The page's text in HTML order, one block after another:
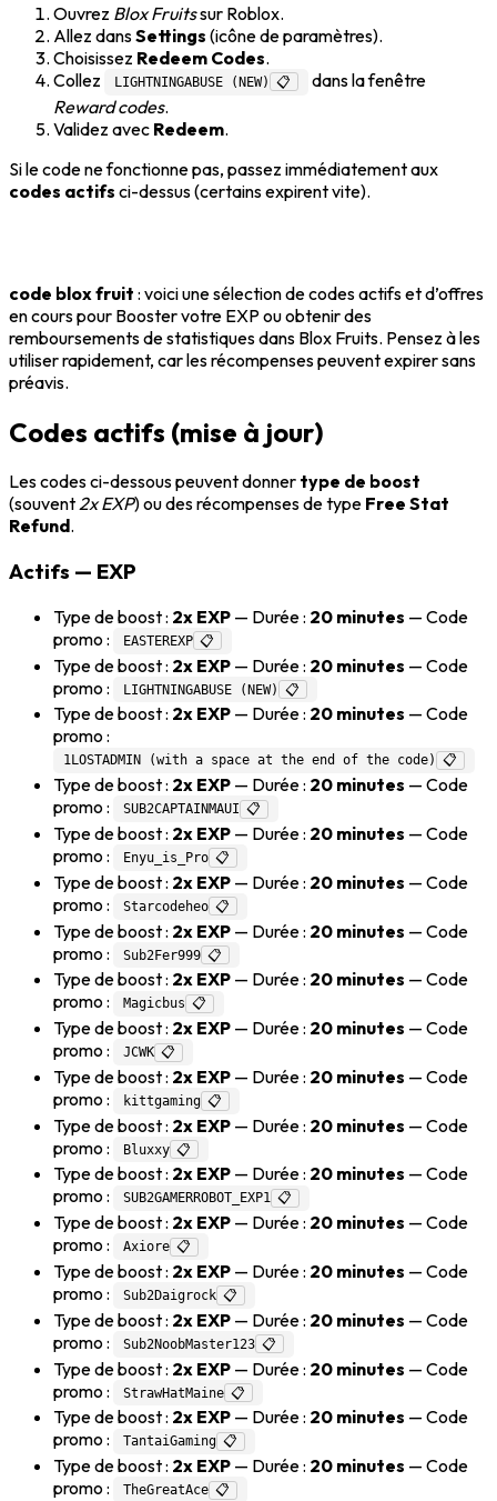
Ouvrez Blox Fruitssur Roblox.
Allez dansSettings (icône de paramètres).
Choisissez Redeem Codes.
Collez
LIGHTNINGABUSE (NEW) 📋
dans la fenêtre
Reward codes.
Validez avec Redeem.
Si le code ne fonctionne pas, passez immédiatement aux
codes actifs ci-dessus (certains expirent vite).
code blox fruit : voici une sélection de codes actifs et d’offres
en cours pour Booster votre EXP ou obtenir des
remboursements de statistiques dans Blox Fruits. Pensez à les
utiliser rapidement, car les récompenses peuvent expirer sans
préavis.
Codes actifs (mise à jour)
Les codes ci-dessous peuvent donner type de boost
(souvent2x EXP) ou des récompenses de type Free Stat
Refund.
Actifs — EXP
Type de boost : 2x EXP — Durée : 20 minutes — Code
promo :
EASTEREXP 📋
Type de boost : 2x EXP — Durée : 20 minutes — Code
promo :
LIGHTNINGABUSE (NEW) 📋
Type de boost : 2x EXP — Durée : 20 minutes — Code
promo :
1LOSTADMIN (with a space at the end of the code) 📋
Type de boost : 2x EXP — Durée : 20 minutes — Code
promo :
SUB2CAPTAINMAUI 📋
Type de boost : 2x EXP — Durée : 20 minutes — Code
promo :
Enyu_is_Pro 📋
Type de boost : 2x EXP — Durée : 20 minutes — Code
promo :
Starcodeheo 📋
Type de boost : 2x EXP — Durée : 20 minutes — Code
promo :
Sub2Fer999 📋
Type de boost : 2x EXP — Durée : 20 minutes — Code
promo :
Magicbus 📋
Type de boost : 2x EXP — Durée : 20 minutes — Code
promo :
JCWK 📋
Type de boost : 2x EXP — Durée : 20 minutes — Code
promo :
kittgaming 📋
Type de boost : 2x EXP — Durée : 20 minutes — Code
promo :
Bluxxy 📋
Type de boost : 2x EXP — Durée : 20 minutes — Code
promo :
SUB2GAMERROBOT_EXP1 📋
Type de boost : 2x EXP — Durée : 20 minutes — Code
promo :
Axiore 📋
Type de boost : 2x EXP — Durée : 20 minutes — Code
promo :
Sub2Daigrock 📋
Type de boost : 2x EXP — Durée : 20 minutes — Code
promo :
Sub2NoobMaster123 📋
Type de boost : 2x EXP — Durée : 20 minutes — Code
promo :
StrawHatMaine 📋
Type de boost : 2x EXP — Durée : 20 minutes — Code
promo :
TantaiGaming 📋
Type de boost : 2x EXP — Durée : 20 minutes — Code
promo :
TheGreatAce 📋